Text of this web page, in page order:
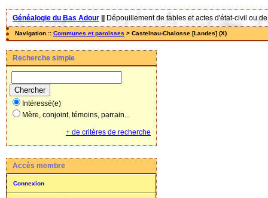
Généalogie du Bas Adour Dépouillement de tables et actes d'état-civil ou
Navigation :: Communes et paroisses > Castelnau-Chalosse [Landes] (X)
Recherche simple
Intéressé(e)
Mère, conjoint, témoins, parrain...
+ de critères de recherche
Accès membre
Connexion